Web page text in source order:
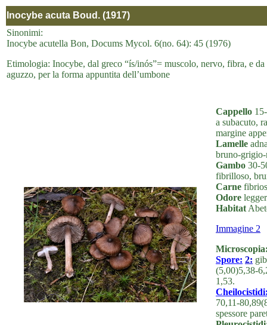
Inocybe acuta Boud. (1917)
Sinonimi:
Inocybe acutella Bon, Docums Mycol. 6(no. 64): 45 (1976)
Etimologia: Inocybe, dal greco “ís/inós”= muscolo, nervo, fibra, e
aguzzo, per la forma appuntita dell’umbone
Cappello
a subacuto,
margine
Lamelle
bruno-grigio-
Gambo 30-
fibrilloso,
Carne
Odore
Habitat
Immagine 2
Spore: 2:
(5,00)5,38-
1,53.
70,11-
spessore